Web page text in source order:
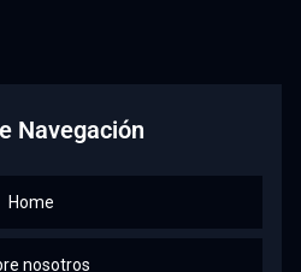
Navegación
Home
nosotros